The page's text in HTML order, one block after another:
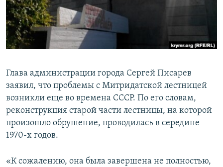
ПОБЕДИТЕЛЕЙ НЕ СУДЯТ?
КРЫМ.НЕПОКОРЕННЫЙ
ELIFBE
ПРИСОЕДИНЯЙТЕСЬ!
Все сайты RFE/RL
Глава администрации города Сергей Писарев
заявил, что проблемы с Митридатской лестницей
возникли еще во времена СССР. По его словам,
реконструкция старой части лестницы, на которой
произошло обрушение, проводилась в середине
1970-х годов.
«К сожалению, она была завершена не полностью,